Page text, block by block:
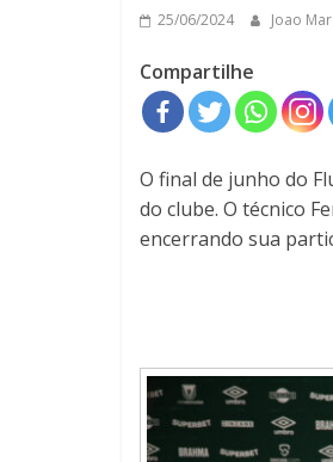
25/06/2024 Joao
Compartilhe
O final de junho do
do clube. O técnico
encerrando sua